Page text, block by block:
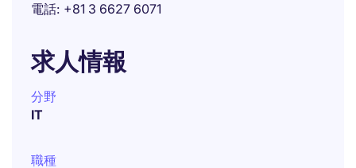
電話 +81 3 6627 6071
求人情報
分野
IT
職種